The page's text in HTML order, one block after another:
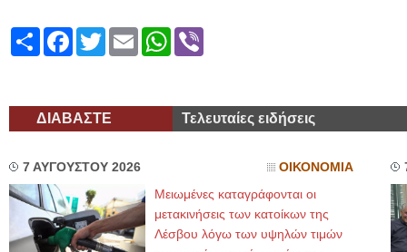
ShareFacebook
TwitterEmailWhatsApp
ΔΙΑΒΑΣΤΕ Τελευταίες ειδήσεις
7 ΑΥΓΟΥΣΤΟΥ 2026 ΟΙΚΟΝΟΜΙΑ
Μειωμένες καταγράφονται οι
μετακινήσεις των κατοίκων της
Λέσβου λόγω των υψηλών τιμών